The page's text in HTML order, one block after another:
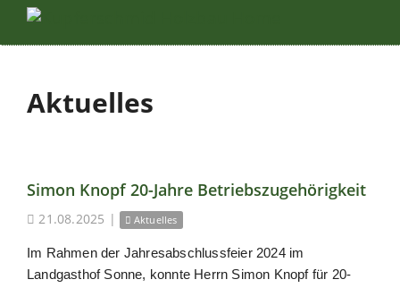
Aktuelles
Simon Knopf 20-Jahre Betriebszugehörigkeit
21.08.2025 | Aktuelles
Im Rahmen der Jahresabschlussfeier 2024 im
Landgasthof Sonne, konnte Herrn Simon Knopf für 20-